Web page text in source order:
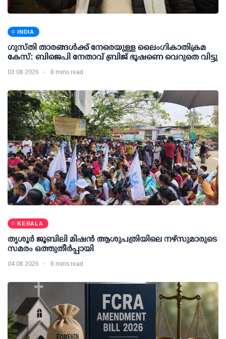
INDIA
ഗുസ്തി താരങ്ങള്‍ക്ക് നേരെയുള്ള ലൈംഗികാതിക്രമ
കേസ്: ബിജെപി നേതാവ് ബ്രിജ് ഭൂഷണെ വെറുതെ വിട്ടു
03 08 2026 8 mins read
KERALA
തൃശൂര്‍ ജൂബിലി മിഷന്‍ ആശുപത്രിയിലെ നഴ്സുമാരുടെ
സമരം ഒത്തുതീര്‍പ്പായി
04 08 2026 8 mins read